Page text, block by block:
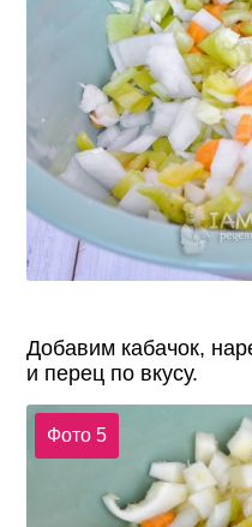
Добавим кабачок,
и перец по вкусу.
Фото 5